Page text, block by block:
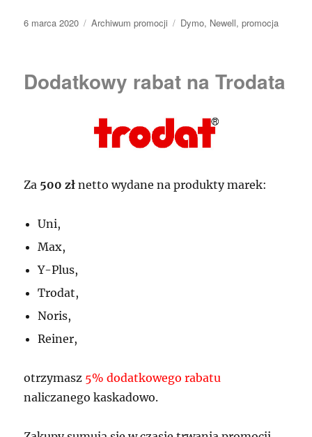
Data
6 marca 2020 Kategorie
Archiwum promocji Tagi
Dymo, Newell,promocja
Dodatkowy rabat na Trodata
Za 500 zł netto wydane na produkty marek:
Uni,
Max,
Y-Plus,
Trodat,
Noris,
Reiner,
otrzymasz 5% dodatkowego rabatu
naliczanego kaskadowo.